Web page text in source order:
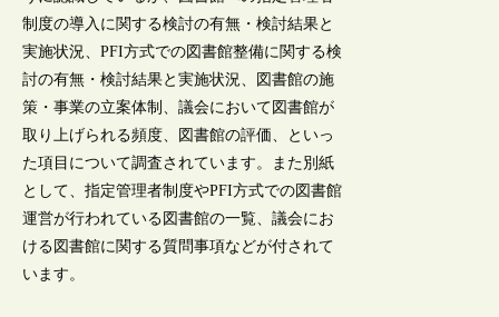
制度の導入に関する検討の有無・検討結果と
実施状況、PFI方式での図書館整備に関する検
討の有無・検討結果と実施状況、図書館の施
策・事業の立案体制、議会において図書館が
取り上げられる頻度、図書館の評価、といっ
た項目について調査されています。また別紙
として、指定管理者制度やPFI方式での図書館
運営が行われている図書館の一覧、議会にお
ける図書館に関する質問事項などが付されて
います。